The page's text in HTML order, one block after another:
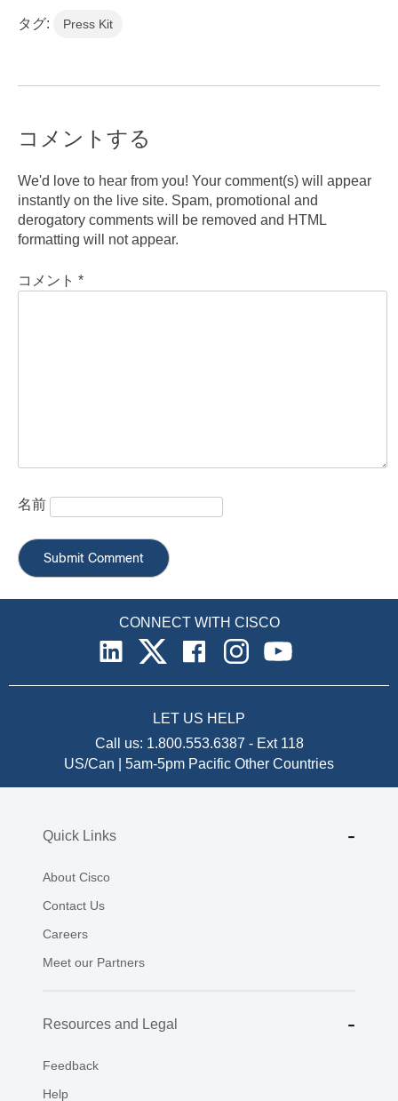
タグ: Press Kit
コメントする
We'd love to hear from you! Your comment(s) will appear
instantly on the live site. Spam, promotional and
derogatory comments will be removed and HTML
formatting will not appear.
コメント *
名前
CONNECT WITH CISCO
LET US HELP
Call us: 1.800.553.6387 - Ext 118
US/Can | 5am-5pm Pacific Other Countries